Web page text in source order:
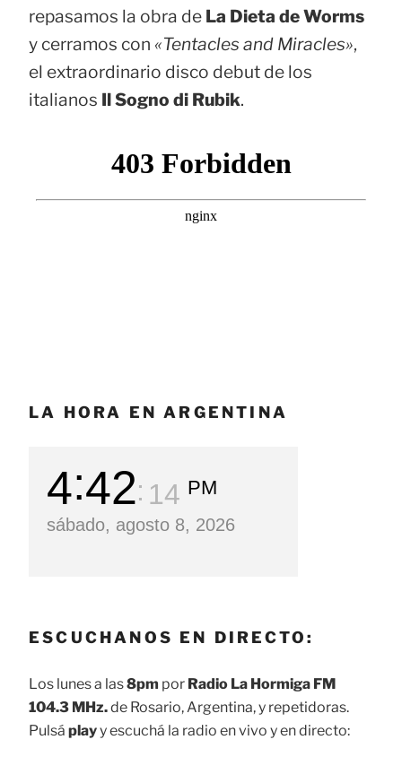
repasamos la obra de La Dieta de Worms
y cerramos con «Tentacles and Miracles»,
el extraordinario disco debut de los
italianos Il Sogno di Rubik.
LA HORA EN ARGENTINA
4 42 15 PM
sábado, agosto 8, 2026
ESCUCHANOS EN DIRECTO:
Los lunes a las8pm por Radio La Hormiga FM
104.3 MHz.de Rosario, Argentina, y repetidoras.
Pulsá playy escuchá la radio en vivo y en directo: